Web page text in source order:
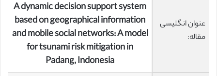
عنوان انگلیسی
مقاله:
A dynamic decision support system
based on geographical information
and mobile social networks: A model
for tsunami risk mitigation in
Padang, Indonesia